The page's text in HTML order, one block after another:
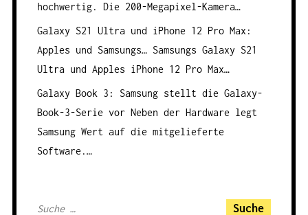
hochwertig. Die 200-Megapixel-Kamera…
Galaxy S21 Ultra und iPhone 12 Pro Max:
Apples und Samsungs…Samsungs Galaxy S21
Ultra und Apples iPhone 12 Pro Max…
Galaxy Book 3: Samsung stellt die Galaxy-
Book-3-Serie vor Neben der Hardware legt
Samsung Wert auf die mitgelieferte
Software.…
S